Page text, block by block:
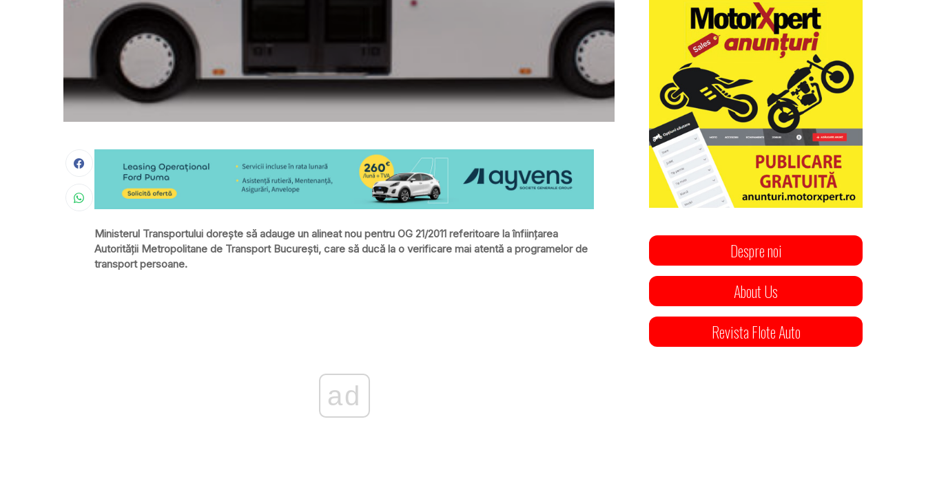
Ministerul Transportului dorește să adauge un alineat nou pentru OG 21/2011 referitoare la înființarea
Autorității Metropolitane de Transport București, care să ducă la o verificare mai atentă a programelor de
transport persoane.
ad
Despre noi
About Us
Revista Flote Auto